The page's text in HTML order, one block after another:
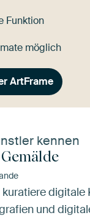
Funktion
möglich
ArtFrame
kennen
digitale
und